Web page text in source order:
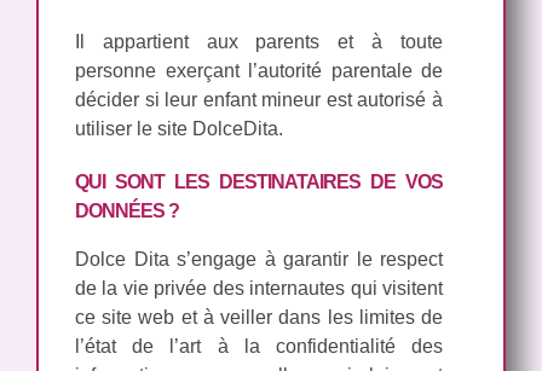
Il appartient aux parents et à toute
personne exerçant l’autorité parentale de
décider si leur enfant mineur est autorisé à
utiliser le site DolceDita.
QUI SONT LES DESTINATAIRES DE VOS
DONNÉES ?
Dolce Dita s’engage à garantir le respect
de la vie privée des internautes qui visitent
ce site web et à veiller dans les limites de
l’état de l’art à la confidentialité des